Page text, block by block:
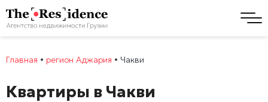
Главная • регион Аджария • Чакви
Квартиры в Чакви